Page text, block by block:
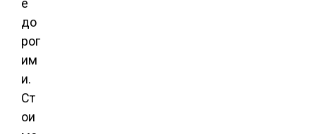
е
до
рог
им
и.
Ст
ои